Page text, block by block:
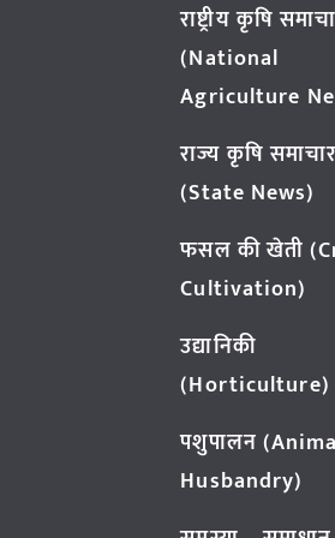
राष्ट्रीय कृषि
(National
Agriculture
राज्य कृषि समाचार
(State News)
फसल की खेती
Cultivation)
उद्यानिकी
(Horticulture)
पशुपालन
Husbandry)